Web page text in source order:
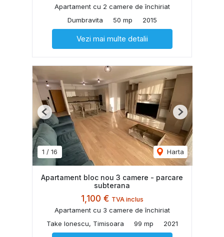
Apartament cu 2 camere de închiriat
Dumbravita
50 mp 2015
Vezi mai multe detalii
1 / 16 Harta
Previous Next
Apartament bloc nou 3 camere - parcare
subterana
1,100 € TVA inclus
Apartament cu 3 camere de închiriat
Take Ionescu, Timisoara
99 mp 2021